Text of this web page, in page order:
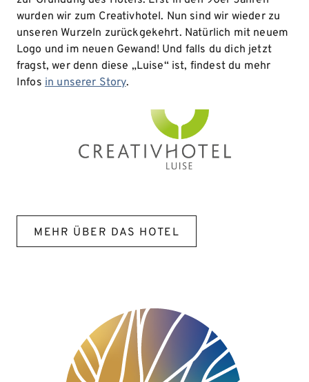
wurden wir zum Creativhotel. Nun sind wir wieder zu
unseren Wurzeln zurückgekehrt. Natürlich mit neuem
Logo und im neuen Gewand! Und falls du dich jetzt
fragst, wer denn diese „Luise“ ist, findest du mehr
Infos in unserer Story.
MEHR ÜBER DAS HOTEL